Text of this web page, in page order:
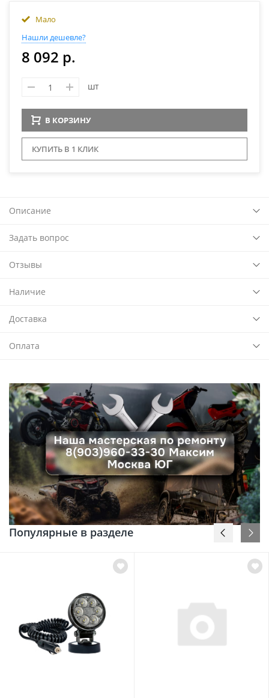
Мало
Нашли дешевле?
8 092 р.
шт
В КОРЗИНУ
КУПИТЬ В 1 КЛИК
Описание
Задать вопрос
Отзывы
Наличие
Доставка
Оплата
Популярные в разделе